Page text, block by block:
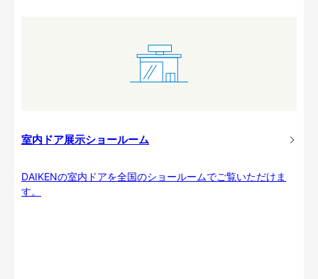
室内ドア展示ショールーム
DAIKENの室内ドアを全国のショールームでご覧いただけま
す。